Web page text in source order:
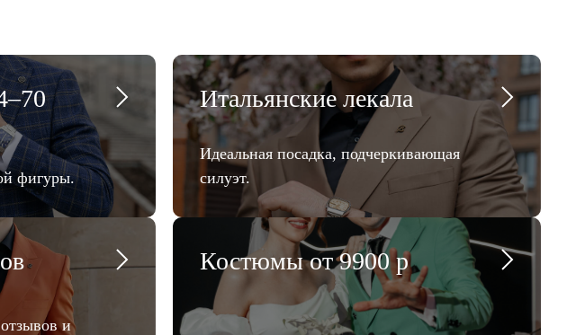
фигуры.
Итальянские лекала
Идеальная посадка, подчеркивающая
силуэт.
и
Костюмы от 9900 р